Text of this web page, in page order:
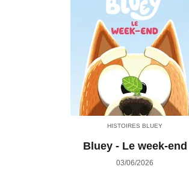
HISTOIRES BLUEY
Bluey - Le week-end
03/06/2026